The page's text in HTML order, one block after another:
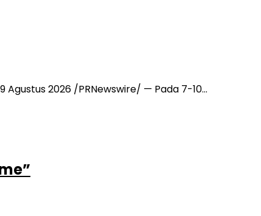
Agustus 2026 /PRNewswire/ — Pada 7-10…